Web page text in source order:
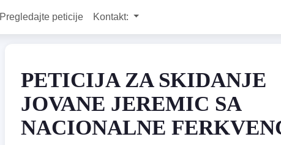
Pregledajte peticije Kontakt:
PETICIJA ZA SKIDANJE
JOVANE JEREMIC SA
NACIONALNE